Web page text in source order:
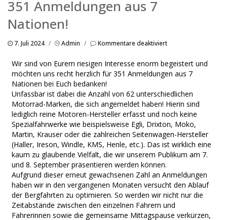
351 Anmeldungen aus 7
Nationen!
7. Juli 2024 / Admin / Kommentare deaktiviertfür
Anmeldungen
aus
7
Wir sind von Eurem riesigen Interesse enorm begeistert und
möchten uns recht herzlich für 351 Anmeldungen aus 7
Nationen bei Euch bedanken!
Unfassbar ist dabei die Anzahl von 62 unterschiedlichen
Motorrad-Marken, die sich angemeldet haben! Hierin sind
lediglich reine Motoren-Hersteller erfasst und noch keine
Spezialfahrwerke wie beispielsweise Egli, Drixton, Moko,
Martin, Krauser oder die zahlreichen Seitenwagen-Hersteller
(Haller, Ireson, Windle, KMS, Henle, etc.). Das ist wirklich eine
kaum zu glaubende Vielfalt, die wir unserem Publikum am 7.
und 8. September präsentieren werden können.
Aufgrund dieser erneut gewachsenen Zahl an Anmeldungen
haben wir in den vergangenen Monaten versucht den Ablauf
der Bergfahrten zu optimieren. So werden wir nicht nur die
Zeitabstände zwischen den einzelnen Fahrern und
Fahrerinnen sowie die gemeinsame Mittagspause verkürzen,